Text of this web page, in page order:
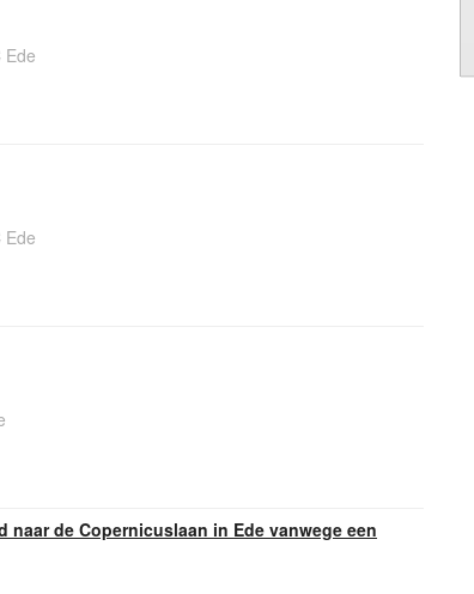
Ede
Ede
naar de Copernicuslaan in Ede vanwege een